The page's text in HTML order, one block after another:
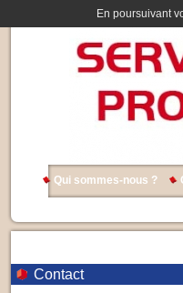
En poursuivant
Qui sommes-nous ?
Contact